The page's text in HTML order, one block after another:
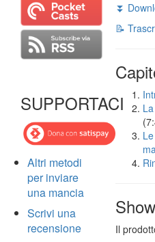
SUPPORTACI
Altri metodi
per inviare
una mancia
Scrivi una
recensione
⏬
📝
Il